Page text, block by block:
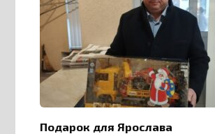
Подарок для Ярослава